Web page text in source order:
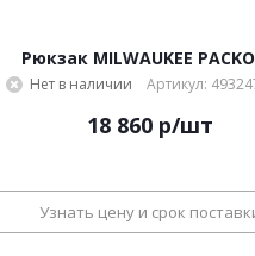
Рюкзак MILWAUKEE
Нет в наличии Артикул:
18 860 р/шт
Узнать цену и срок